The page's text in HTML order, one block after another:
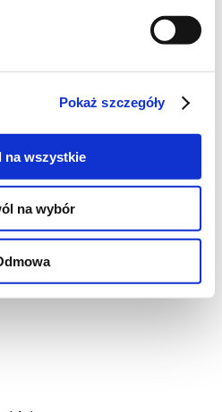
Pokaż szczegóły
na wszystkie
na wybór